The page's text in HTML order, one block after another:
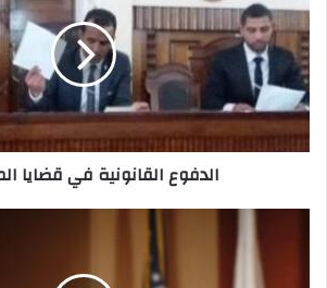
في
قضايا
المخدرات
الدفوع القانونية في قضايا